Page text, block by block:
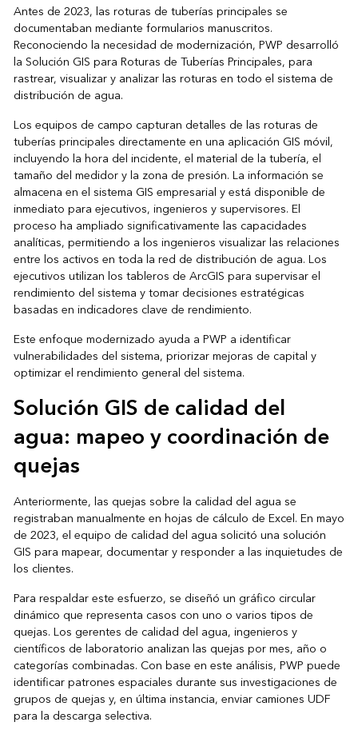
Antes de 2023, las roturas de tuberías principales se
documentaban mediante formularios manuscritos.
Reconociendo la necesidad de modernización, PWP desarrolló
la Solución GIS para Roturas de Tuberías Principales, para
rastrear, visualizar y analizar las roturas en todo el sistema de
distribución de agua.
Los equipos de campo capturan detalles de las roturas de
tuberías principales directamente en una aplicación GIS móvil,
incluyendo la hora del incidente, el material de la tubería, el
tamaño del medidor y la zona de presión. La información se
almacena en el sistema GIS empresarial y está disponible de
inmediato para ejecutivos, ingenieros y supervisores. El
proceso ha ampliado significativamente las capacidades
analíticas, permitiendo a los ingenieros visualizar las relaciones
entre los activos en toda la red de distribución de agua. Los
ejecutivos utilizan los tableros de ArcGIS para supervisar el
rendimiento del sistema y tomar decisiones estratégicas
basadas en indicadores clave de rendimiento.
Este enfoque modernizado ayuda a PWP a identificar
vulnerabilidades del sistema, priorizar mejoras de capital y
optimizar el rendimiento general del sistema.
Solución GIS de calidad del
agua: mapeo y coordinación de
quejas
Anteriormente, las quejas sobre la calidad del agua se
registraban manualmente en hojas de cálculo de Excel. En mayo
de 2023, el equipo de calidad del agua solicitó una solución
GIS para mapear, documentar y responder a las inquietudes de
los clientes.
Para respaldar este esfuerzo, se diseñó un gráfico circular
dinámico que representa casos con uno o varios tipos de
quejas. Los gerentes de calidad del agua, ingenieros y
científicos de laboratorio analizan las quejas por mes, año o
categorías combinadas. Con base en este análisis, PWP puede
identificar patrones espaciales durante sus investigaciones de
grupos de quejas y, en última instancia, enviar camiones UDF
para la descarga selectiva.